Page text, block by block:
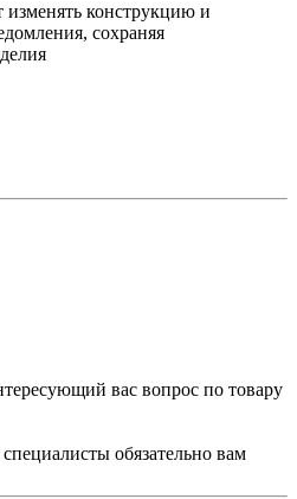
конструкцию и
сохраняя
вас вопрос по товару
обязательно вам